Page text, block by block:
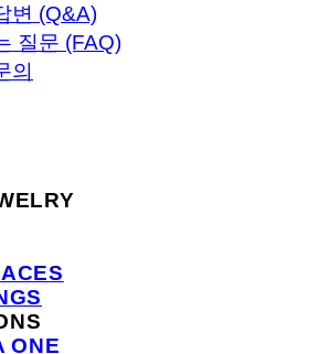
변 (Q&A)
질문 (FAQ)
의
ONE